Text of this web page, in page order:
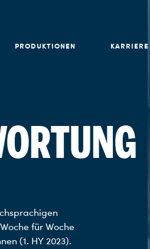
PRODUKTIONEN KARRIERE
für Woche
(1. HY 2023).